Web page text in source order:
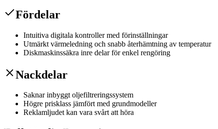
Fördelar
Intuitiva digitala kontroller med förinställningar
Utmärkt värmeledning och snabb återhämtning av temperatur
Diskmaskinssäkra inre delar för enkel rengöring
Nackdelar
Saknar inbyggt oljefiltreringssystem
Högre prisklass jämfört med grundmodeller
Reklamljudet kan vara svårt att höra